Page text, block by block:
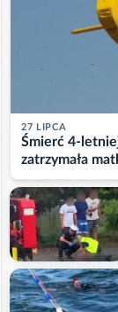
27 LIPCA
Śmierć 4-
zatrzymała